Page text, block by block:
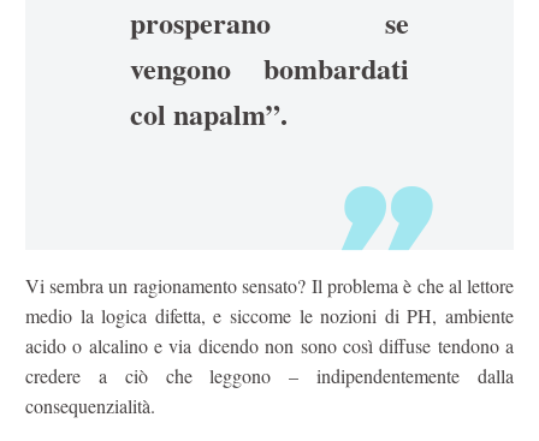
prosperano se
vengono bombardati
col napalm”.
Vi sembra un ragionamento sensato? Il problema è che al lettore
medio la logica difetta, e siccome le nozioni di PH, ambiente
acido o alcalino e via dicendo non sono così diffuse tendono a
credere a ciò che leggono – indipendentemente dalla
consequenzialità.